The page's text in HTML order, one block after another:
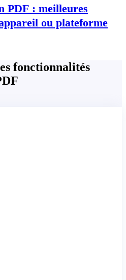
PDF : meilleures
ou plateforme
fonctionnalités